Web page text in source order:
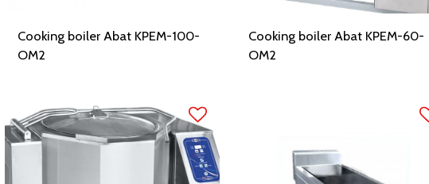
Cooking boiler Abat KPEM-100-
OM2
Cooking boiler Abat KPEM-60-
OM2